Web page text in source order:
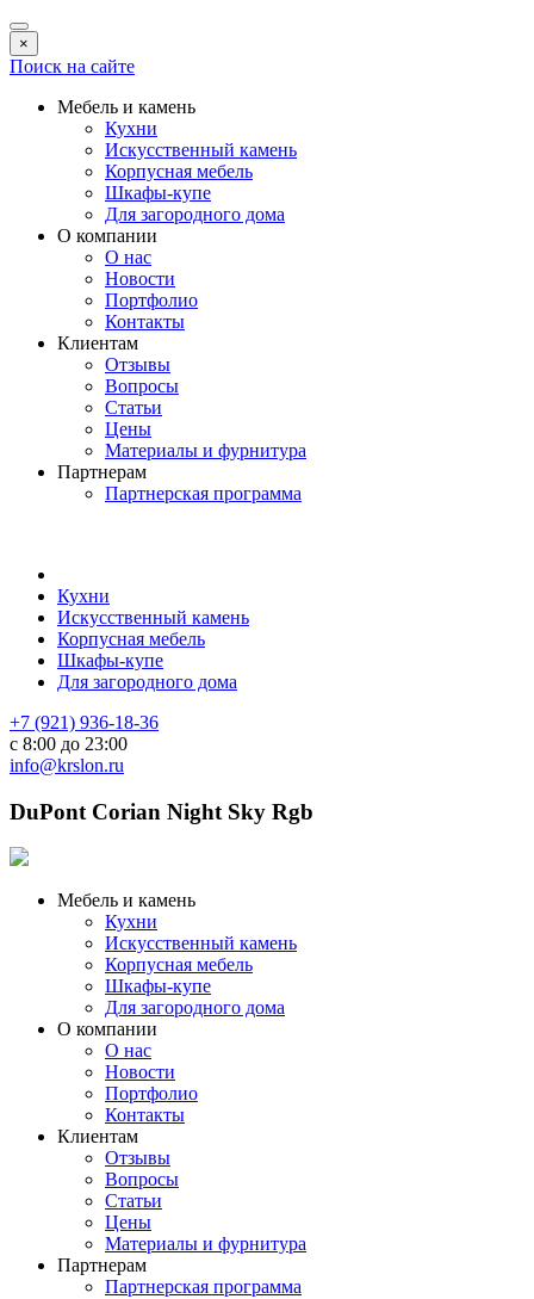
×
Поиск на сайте
Мебель и камень
Кухни
Искусственный камень
Корпусная мебель
Шкафы-купе
Для загородного дома
О компании
О нас
Новости
Портфолио
Контакты
Клиентам
Отзывы
Вопросы
Статьи
Цены
Материалы и фурнитура
Партнерам
Партнерская программа
Кухни
Искусственный камень
Корпусная мебель
Шкафы-купе
Для загородного дома
+7 (921) 936-18-36
с 8:00 до 23:00
info@krslon.ru
DuPont Corian Night Sky Rgb
Мебель и камень
Кухни
Искусственный камень
Корпусная мебель
Шкафы-купе
Для загородного дома
О компании
О нас
Новости
Портфолио
Контакты
Клиентам
Отзывы
Вопросы
Статьи
Цены
Материалы и фурнитура
Партнерам
Партнерская программа